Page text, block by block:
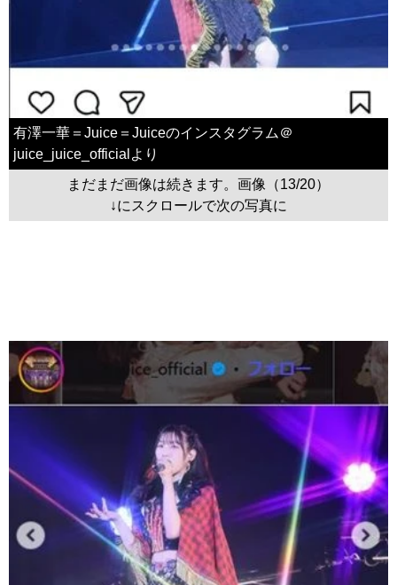
有澤一華＝Juice＝Juiceのインスタグラム＠
juice_juice_officialより
まだまだ画像は続きます。画像（13/20）
↓にスクロールで次の写真に